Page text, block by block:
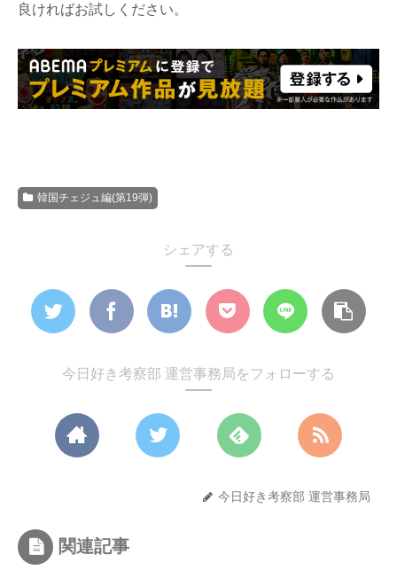
良ければお試しください。
韓国チェジュ編(第19弾)
シェアする
今日好き考察部 運営事務局をフォローする
今日好き考察部 運営事務局
関連記事